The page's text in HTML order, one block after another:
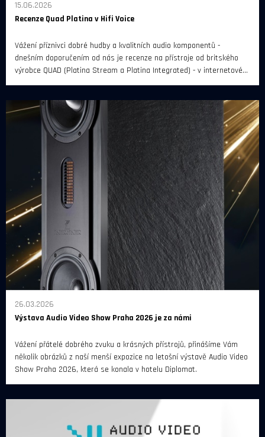
15.06.2026
Recenze Quad Platina v Hifi Voice
Vážení příznivci dobré hudby a kvalitních audio komponentů -
dnešním doporučením od nás je recenze na přístroje od britského
výrobce QUAD (Platina Stream a Platina Integrated) - v internetovém
magazínu Hifi Voice.
26.03.2026
Výstava Audio Video Show Praha 2026 je za námi
Vážení přátelé dobrého zvuku a krásných přístrojů, přinášíme Vám
několik obrázků z naší menší expozice na letošní výstavě Audio Video
Show Praha 2026, která se konala v hotelu Diplomat.